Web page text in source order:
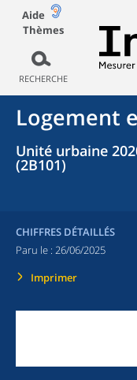
Aide
Thèmes
RECHERCHE
Logement
Unité urbaine
(2B101)
CHIFFRES DÉTAILLÉS
Paru le : 26/06/2025
Imprimer